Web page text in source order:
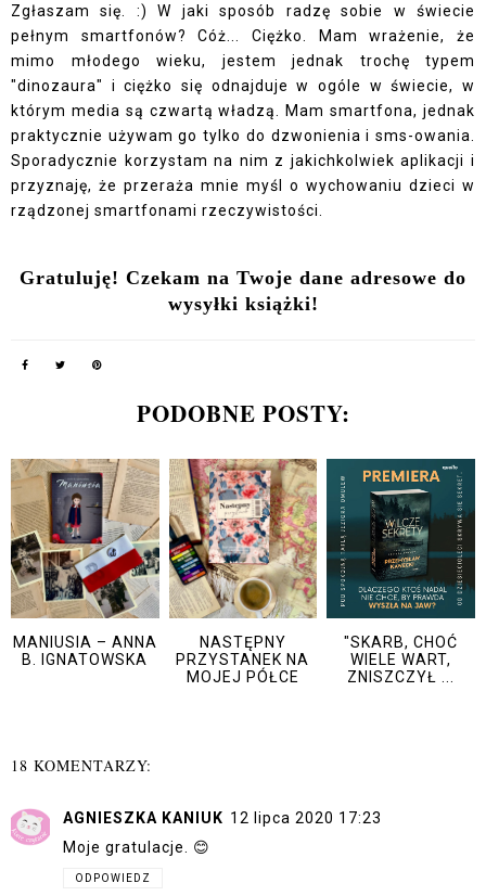
Zgłaszam się. :) W jaki sposób radzę sobie w świecie
pełnym smartfonów? Cóż... Ciężko. Mam wrażenie, że
mimo młodego wieku, jestem jednak trochę typem
"dinozaura" i ciężko się odnajduje w ogóle w świecie, w
którym media są czwartą władzą. Mam smartfona, jednak
praktycznie używam go tylko do dzwonienia i sms-owania.
Sporadycznie korzystam na nim z jakichkolwiek aplikacji i
przyznaję, że przeraża mnie myśl o wychowaniu dzieci w
rządzonej smartfonami rzeczywistości.
Gratuluję! Czekam na Twoje dane adresowe do
wysyłki książki!
PODOBNE POSTY:
MANIUSIA – ANNA
B. IGNATOWSKA
NASTĘPNY
PRZYSTANEK NA
MOJEJ PÓŁCE
"SKARB, CHOĆ
WIELE WART,
ZNISZCZYŁ ...
18 KOMENTARZY:
AGNIESZKA KANIUK 12 lipca 2020 17:23
Moje gratulacje. 😊
ODPOWIEDZ